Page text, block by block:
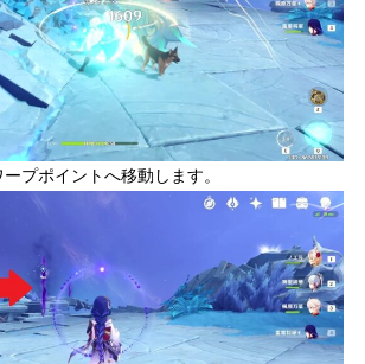
プポイントへ移動します。